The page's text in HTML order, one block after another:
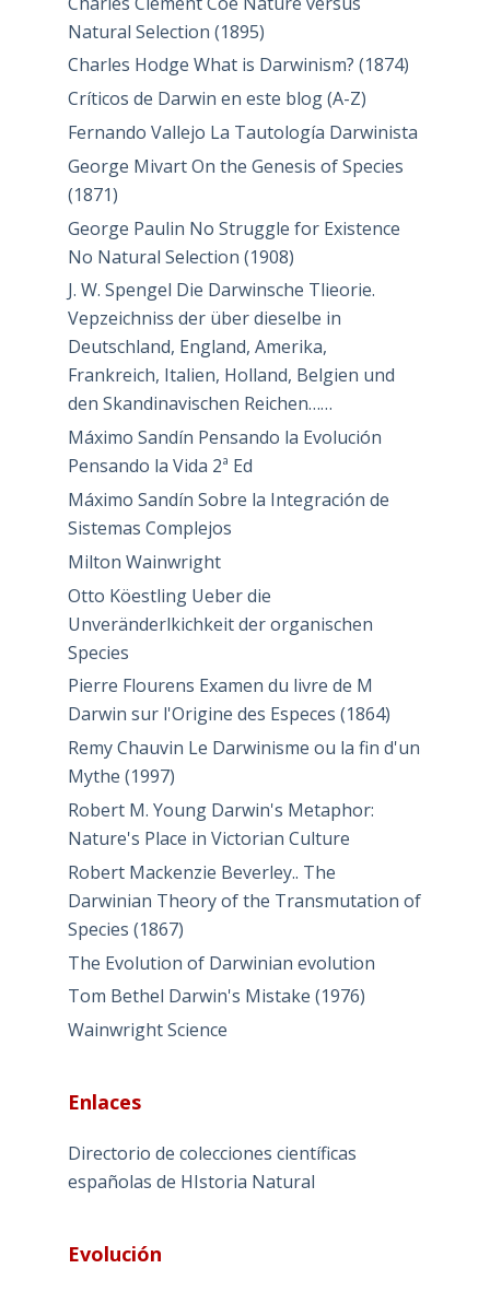
Natural Selection (1895)
Charles Hodge What is Darwinism? (1874)
Críticos de Darwin en este blog (A-Z)
Fernando Vallejo La Tautología Darwinista
George Mivart On the Genesis of Species
(1871)
George Paulin No Struggle for Existence
No Natural Selection (1908)
J. W. Spengel Die Darwinsche Tlieorie.
Vepzeichniss der über dieselbe in
Deutschland, England, Amerika,
Frankreich, Italien, Holland, Belgien und
den Skandinavischen Reichen……
Máximo Sandín Pensando la Evolución
Pensando la Vida 2ª Ed
Máximo Sandín Sobre la Integración de
Sistemas Complejos
Milton Wainwright
Otto Köestling Ueber die
Unveränderlkichkeit der organischen
Species
Pierre Flourens Examen du livre de M
Darwin sur l'Origine des Especes (1864)
Remy Chauvin Le Darwinisme ou la fin d'un
Mythe (1997)
Robert M. Young Darwin's Metaphor:
Nature's Place in Victorian Culture
Robert Mackenzie Beverley.. The
Darwinian Theory of the Transmutation of
Species (1867)
The Evolution of Darwinian evolution
Tom Bethel Darwin's Mistake (1976)
Wainwright Science
Enlaces
Directorio de colecciones científicas
españolas de HIstoria Natural
Evolución